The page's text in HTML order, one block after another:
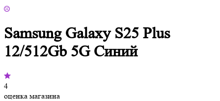
Samsung Galaxy S25 Plus
12/512Gb 5G Синий
4
оценка магазина